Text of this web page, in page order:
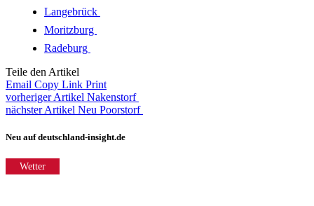
Langebrück
Moritzburg
Radeburg
Teile den Artikel
Email Copy Link Print
vorheriger Artikel Nakenstorf
nächster Artikel Neu Poorstorf
Neu auf deutschland-insight.de
Wetter